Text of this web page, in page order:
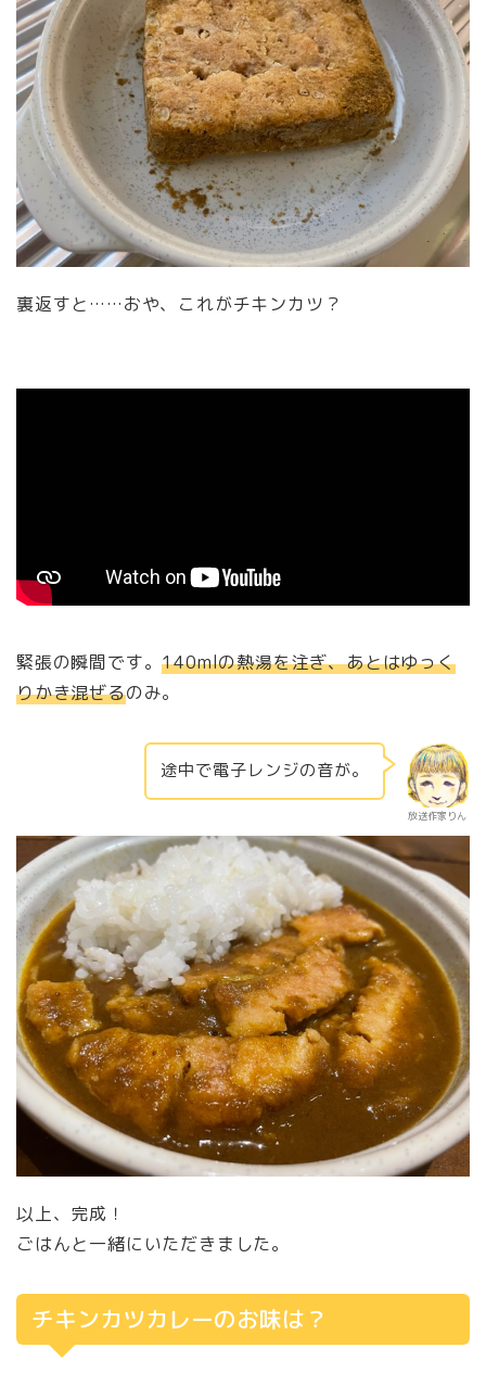
裏返すと……おや、これがチキンカツ？
緊張の瞬間です。140mlの熱湯を注ぎ、あとはゆっく
りかき混ぜるのみ。
放送作家りん
途中で電子レンジの音が。
以上、完成！
ごはんと一緒にいただきました。
チキンカツカレーのお味は？